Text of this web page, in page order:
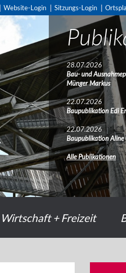
Website-Login Sitzungs-Login
28.07.2026
Bau- und
Münger Markus
22.07.2026
Baupublikation Edi
22.07.2026
Baupublikation Aline
Alle Publikationen
Wirtschaft + Freizeit